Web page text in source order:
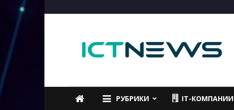
РУБРИКИ IT-КОМПАНИИ